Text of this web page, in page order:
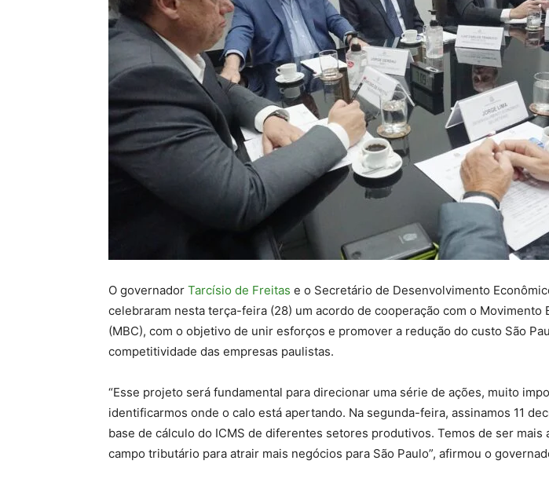
O governador Tarcísio de Freitas e o Secretário de Desenvolvimento
celebraram nesta terça-feira (28) um acordo de cooperação com o Movimento
(MBC), com o objetivo de unir esforços e promover a redução do custo São
competitividade das empresas paulistas.
“Esse projeto será fundamental para direcionar uma série de ações, muito
identificarmos onde o calo está apertando. Na segunda-feira, assinamos 11
base de cálculo do ICMS de diferentes setores produtivos. Temos de ser mais
campo tributário para atrair mais negócios para São Paulo”, afirmou o